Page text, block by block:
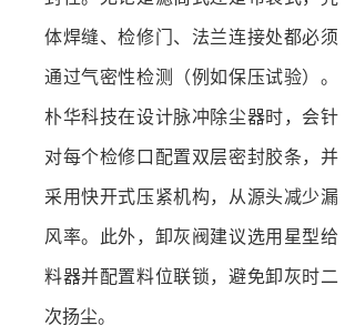
体焊缝、检修门、法兰连接处都必须
通过气密性检测（例如保压试验）。
朴华科技在设计脉冲除尘器时，会针
对每个检修口配置双层密封胶条，并
采用快开式压紧机构，从源头减少漏
风率。此外，卸灰阀建议选用星型给
料器并配置料位联锁，避免卸灰时二
次扬尘。